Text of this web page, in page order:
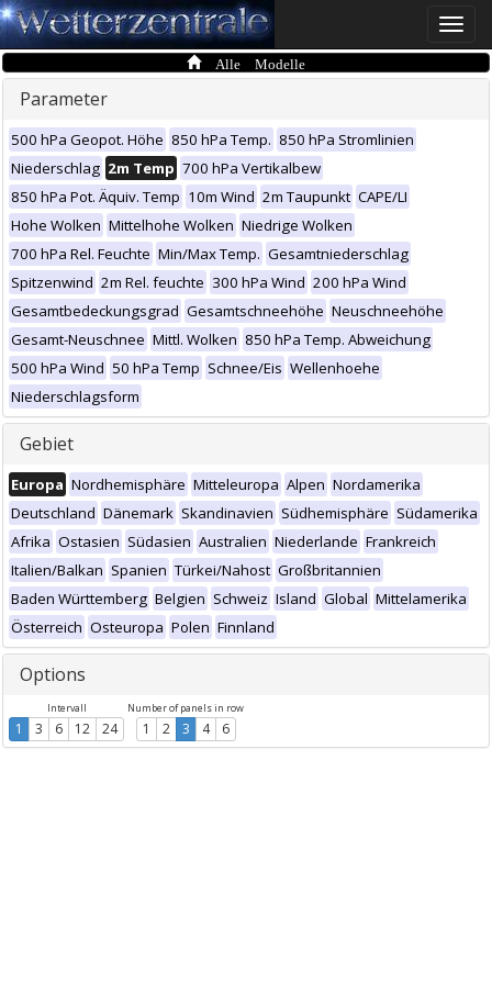
Toggle
Alle Modelle
Parameter
500 hPa Geopot. Höhe 850 hPa Temp. 850 hPa Stromlinien
Niederschlag 2m Temp 700 hPa Vertikalbew
850 hPa Pot. Äquiv. Temp 10m Wind 2m Taupunkt CAPE/LI
Hohe Wolken Mittelhohe Wolken Niedrige Wolken
700 hPa Rel. Feuchte Min/Max Temp. Gesamtniederschlag
Spitzenwind 2m Rel. feuchte 300 hPa Wind 200 hPa Wind
Gesamtbedeckungsgrad Gesamtschneehöhe Neuschneehöhe
Gesamt-Neuschnee Mittl. Wolken 850 hPa Temp. Abweichung
500 hPa Wind 50 hPa Temp Schnee/Eis Wellenhoehe
Niederschlagsform
Gebiet
Europa Nordhemisphäre Mitteleuropa Alpen Nordamerika
Deutschland Dänemark Skandinavien Südhemisphäre Südamerika
Afrika Ostasien Südasien Australien Niederlande Frankreich
Italien/Balkan Spanien Türkei/Nahost Großbritannien
Baden Württemberg Belgien Schweiz Island Global Mittelamerika
Österreich Osteuropa Polen Finnland
Options
Intervall
1 3 6 12 24
Number of panels in row
1 2 3 4 6